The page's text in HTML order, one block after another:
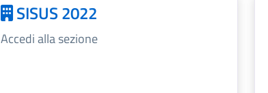
SISUS 2022
Accedi alla sezione